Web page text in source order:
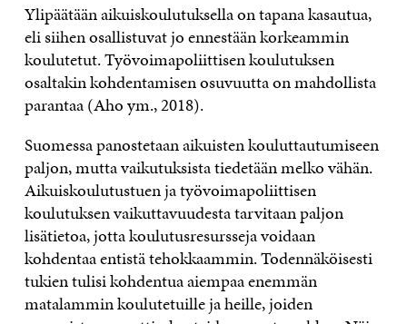
Ylipäätään aikuiskoulutuksella on tapana kasautua,
eli siihen osallistuvat jo ennestään korkeammin
koulutetut. Työvoimapoliittisen koulutuksen
osaltakin kohdentamisen osuvuutta on mahdollista
parantaa (Aho ym., 2018).
Suomessa panostetaan aikuisten kouluttautumiseen
paljon, mutta vaikutuksista tiedetään melko vähän.
Aikuiskoulutustuen ja työvoimapoliittisen
koulutuksen vaikuttavuudesta tarvitaan paljon
lisätietoa, jotta koulutusresursseja voidaan
kohdentaa entistä tehokkaammin. Todennäköisesti
tukien tulisi kohdentua aiempaa enemmän
matalammin koulutetuille ja heille, joiden